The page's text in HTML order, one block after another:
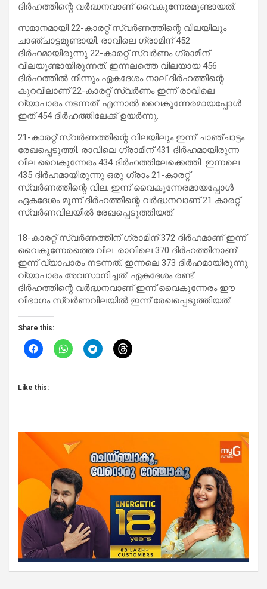
ദിർഹത്തിന്റെ വർദ്ധനവാണ് വൈകുന്നേരമുണ്ടായത്.
സമാനമായി 22-കാരറ്റ് സ്വർണത്തിന്റെ വിലയിലും
ചാഞ്ചാട്ടമുണ്ടായി. രാവിലെ ഗ്രാമിന് 452
ദിർഹമായിരുന്നു 22-കാരറ്റ് സ്വർണം ഗ്രാമിന്
വിലയുണ്ടായിരുന്നത്. ഇന്നലത്തെ വിലയായ 456
ദിർഹത്തിൽ നിന്നും ഏകദേശം നാല് ദിർഹത്തിന്റെ
കുറവിലാണ് 22-കാരറ്റ് സ്വർണം ഇന്ന് രാവിലെ
വ്യാപാരം നടന്നത്. എന്നാൽ വൈകുന്നേരമായപ്പോൾ
ഇത് 454 ദിർഹത്തിലേക്ക് ഉയർന്നു.
21-കാരറ്റ് സ്വർണത്തിന്റെ വിലയിലും ഇന്ന് ചാഞ്ചാട്ടം
രേഖപ്പെടുത്തി. രാവിലെ ഗ്രാമിന് 431 ദിർഹമായിരുന്ന
വില വൈകുന്നേരം 434 ദിർഹത്തിലേക്കെത്തി. ഇന്നലെ
435 ദിർഹമായിരുന്നു ഒരു ഗ്രാം 21-കാരറ്റ്
സ്വർണത്തിന്റെ വില. ഇന്ന് വൈകുന്നേരമായപ്പോൾ
ഏകദേശം മൂന്ന് ദിർഹത്തിന്റെ വർദ്ധനവാണ് 21 കാരറ്റ്
സ്വർണവിലയിൽ രേഖപ്പെടുത്തിയത്.
18-കാരറ്റ് സ്വർണത്തിന് ഗ്രാമിന് 372 ദിർഹമാണ് ഇന്ന്
വൈകുന്നേരത്തെ വില. രാവിലെ 370 ദിർഹത്തിനാണ്
ഇന്ന് വ്യാപാരം നടന്നത്. ഇന്നലെ 373 ദിർഹമായിരുന്നു
വ്യാപാരം അവസാനിച്ചത്. ഏകദേശം രണ്ട്
ദിർഹത്തിന്റെ വർദ്ധനവാണ് ഇന്ന് വൈകുന്നേരം ഈ
വിഭാഗം സ്വർണവിലയിൽ ഇന്ന് രേഖപ്പെടുത്തിയത്.
Share this:
Like this: